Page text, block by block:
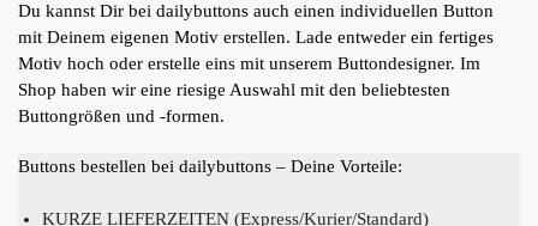
Du kannst Dir bei dailybuttons auch einen individuellen Button
mit Deinem eigenen Motiv erstellen. Lade entweder ein fertiges
Motiv hoch oder erstelle eins mit unserem Buttondesigner. Im
Shop haben wir eine riesige Auswahl mit den beliebtesten
Buttongrößen und -formen.
Buttons bestellen bei dailybuttons – Deine Vorteile:
KURZE LIEFERZEITEN (Express/Kurier/Standard)